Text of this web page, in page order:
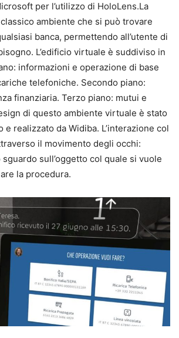
per l’utilizzo di HoloLens.La
ambiente che si può trovare
banca, permettendo all’utente di
L’edificio virtuale è suddiviso in
informazioni e operazione di base
telefoniche. Secondo piano:
finanziaria. Terzo piano: mutui e
di questo ambiente virtuale è stato
e realizzato da Widiba. L’interazione col
il movimento degli occhi:
sull’oggetto col quale si vuole
la procedura.